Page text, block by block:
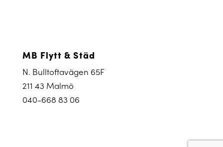
MB Flytt & Städ
N. Bulltoftavägen 65F
211 43 Malmö
040-668 83 06